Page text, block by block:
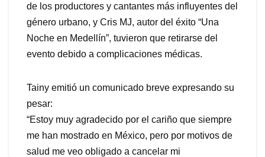
de los productores y cantantes más influyentes del
género urbano, y Cris MJ, autor del éxito “Una
Noche en Medellín”, tuvieron que retirarse del
evento debido a complicaciones médicas.
Tainy emitió un comunicado breve expresando su
pesar:
“Estoy muy agradecido por el cariño que siempre
me han mostrado en México, pero por motivos de
salud me veo obligado a cancelar mi